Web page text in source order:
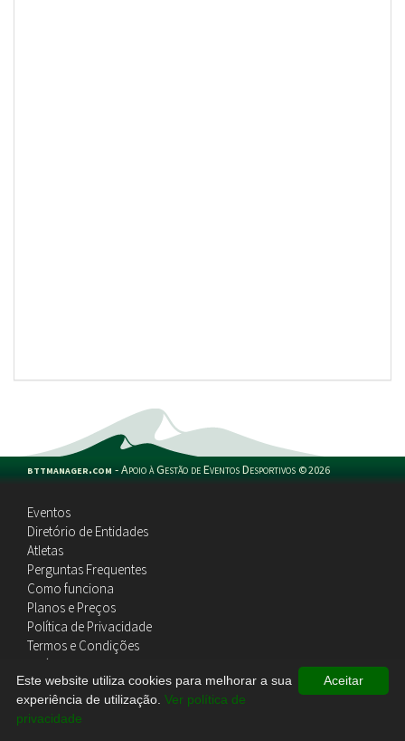
bttmanager.com -Apoio à Gestão de Eventos Desportivos ©2026
Eventos
Diretório de Entidades
Atletas
Perguntas Frequentes
Como funciona
Planos e Preços
Política de Privacidade
Termos e Condições
Política de Cookies
Contactos
Aceitar
Este website utiliza cookies para melhorar a sua
experiência de utilização. Ver política de
privacidade